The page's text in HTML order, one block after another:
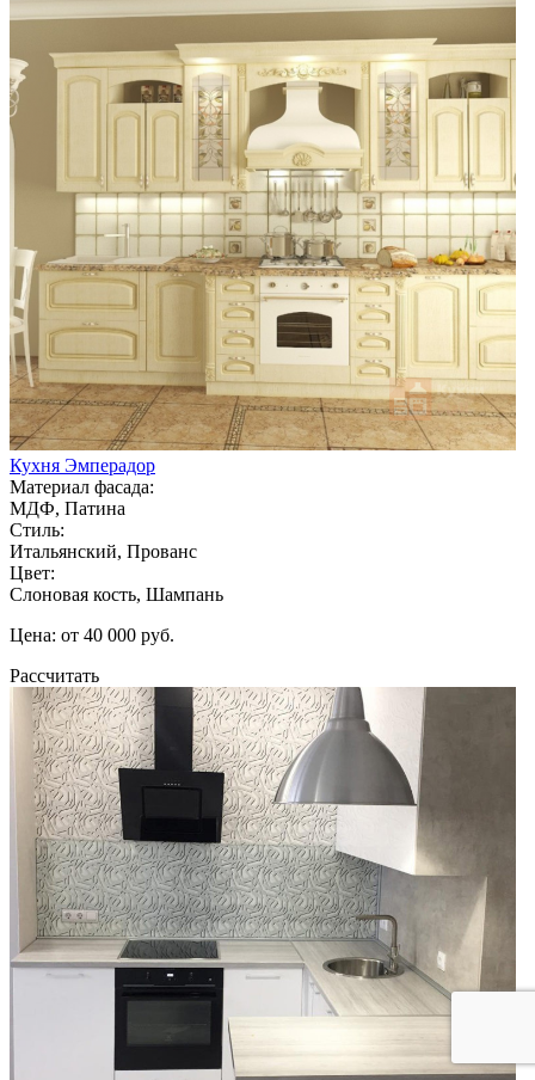
Кухня Эмперадор
Материал фасада:
МДФ, Патина
Стиль:
Итальянский, Прованс
Цвет:
Слоновая кость, Шампань
Цена: от 40 000 руб.
Рассчитать